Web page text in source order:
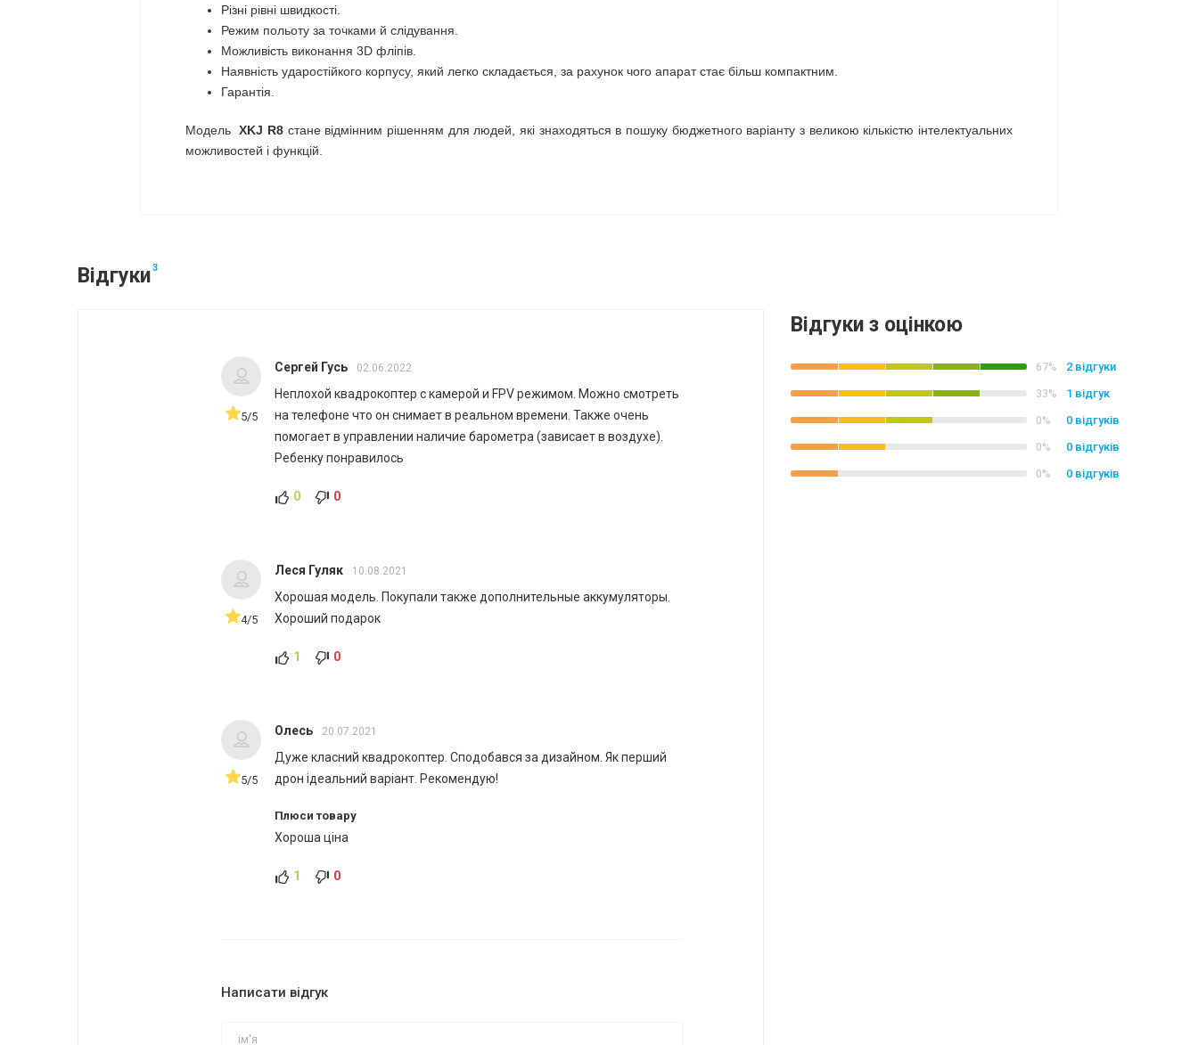
Різні рівні швидкості.
Режим польоту за точками й слідування.
Можливість виконання 3D фліпів.
Наявність ударостійкого корпусу, який легко складається, за рахунок чого апарат стає більш компактним.
Гарантія.
Модель XKJ R8 стане відмінним рішенням для людей, які знаходяться в пошуку бюджетного варіанту з великою кількістю інтелектуальних
можливостей і функцій.
Відгуки3
5/5
Сергей Гусь 02.06.2022
Неплохой квадрокоптер с камерой и FPV режимом. Можно смотреть
на телефоне что он снимает в реальном времени. Также очень
помогает в управлении наличие барометра (зависает в воздухе).
Ребенку понравилось
0 0
4/5
Леся Гуляк 10.08.2021
Хорошая модель. Покупали также дополнительные аккумуляторы.
Хороший подарок
1 0
5/5
Олесь 20.07.2021
Дуже класний квадрокоптер. Сподобався за дизайном. Як перший
дрон ідеальний варіант. Рекомендую!
Плюси товару
Хороша ціна
1 0
Написати відгук
Відгуки з оцінкою
67% 2 відгуки
33% 1 відгук
0% 0 відгуків
0% 0 відгуків
0% 0 відгуків